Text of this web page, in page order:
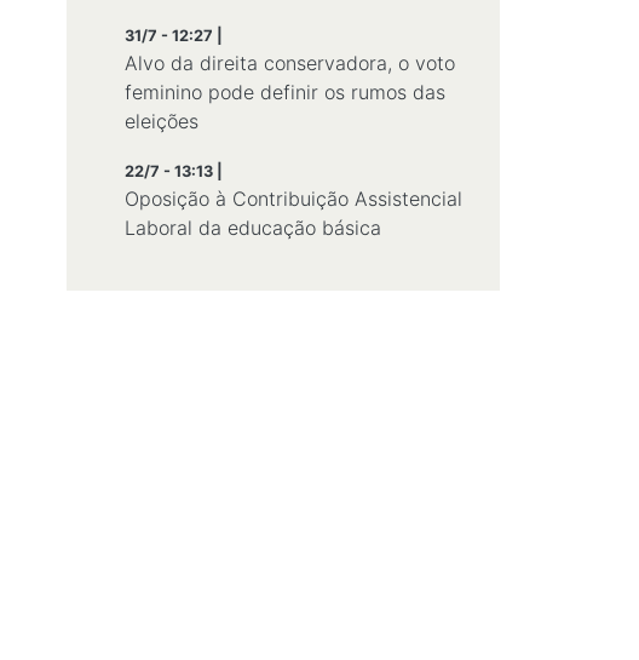
31/7 - 12:27 |
Alvo da direita conservadora, o voto
feminino pode definir os rumos das
eleições
22/7 - 13:13 |
Oposição à Contribuição Assistencial
Laboral da educação básica